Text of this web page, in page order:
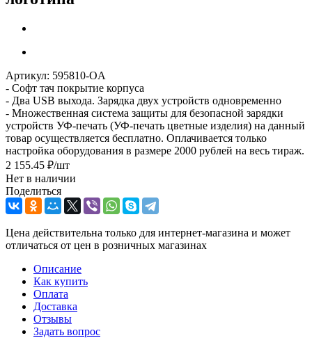
Артикул: 595810-OA
- Софт тач покрытие корпуса
- Два USB выхода. Зарядка двух устройств одновременно
- Множественная система защиты для безопасной зарядки
устройств УФ-печать (УФ-печать цветные изделия) на данный
товар осуществляется бесплатно. Оплачивается только
настройка оборудования в размере 2000 рублей на весь тираж.
2 155.45 ₽/шт
Нет в наличии
Поделиться
Цена действительна только для интернет-магазина и может
отличаться от цен в розничных магазинах
Описание
Как купить
Оплата
Доставка
Отзывы
Задать вопрос